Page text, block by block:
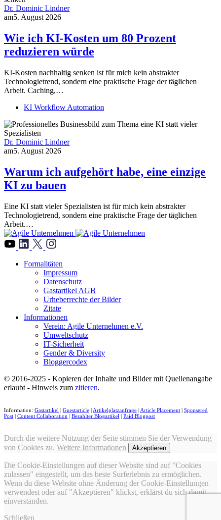
Dr. Dominic Lindner
am5. August 2026
Wie ich KI-Kosten um 80 Prozent
reduzieren würde
KI-Kosten nachhaltig senken ist für mich kein abstrakter
Technologietrend, sondern eine praktische Frage der täglichen
Arbeit. Caching,…
KI Workflow Automation
Dr. Dominic Lindner
am5. August 2026
Warum ich aufgehört habe, eine einzige
KI zu bauen
Eine KI statt vieler Spezialisten ist für mich kein abstrakter
Technologietrend, sondern eine praktische Frage der täglichen
Arbeit.…
Formalitäten
Impressum
Datenschutz
Gastartikel AGB
Urheberrechte der Bilder
Zitate
Informationen
Verein: Agile Unternehmen e.V.
Umweltschutz
IT-Sicherheit
Gender & Diversity
Bloggercodex
© 2016-2025 - Kopieren der Inhalte und Bilder mit Quellenangabe
erlaubt - Hinweis zum zitieren.
Information: Gastartikel | Guestarticle | Artikelplatzanfrage | Article Placement | Sponsered
Post | Content Collaboration | Bezahlter Blogartikel | Paid Blogpost
Durch die weitere Nutzung der Seite stimmen Sie der Verwendung
von Cookies zu. Weitere Informationen Akzeptieren
Die Cookie-Einstellungen auf dieser Website sind auf "Cookies
zulassen" eingestellt, um das beste Surferlebnis zu ermöglichen.
Wenn du diese Website ohne Änderung der Cookie-Einstellungen
verwendest oder auf "Akzeptieren" klickst, erklärst du sich damit
einverstanden.
Schließen